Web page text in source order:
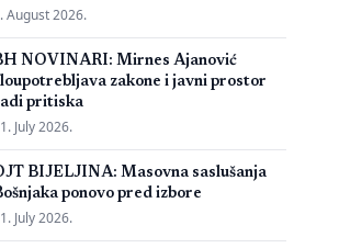
August 2026.
NOVINARI: Mirnes Ajanović
zakone i javni prostor
pritiska
July 2026.
BIJELJINA: Masovna saslušanja
ponovo pred izbore
July 2026.